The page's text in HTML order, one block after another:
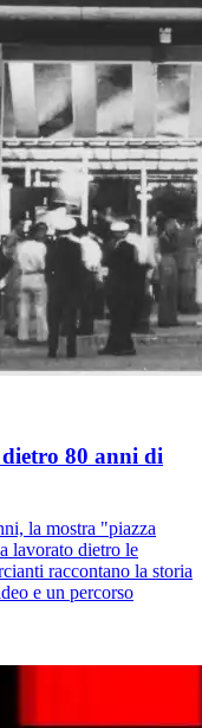
80 anni di
la mostra "piazza
lavorato dietro le
raccontano la storia
e un percorso